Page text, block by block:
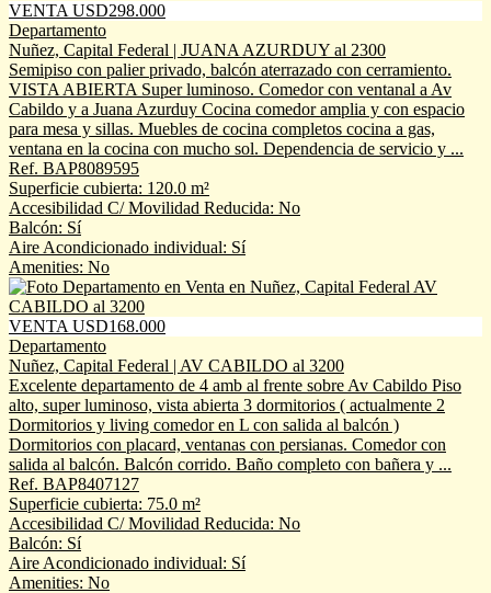
VENTA USD298.000
Departamento
Nuñez, Capital Federal | JUANA AZURDUY al 2300
Semipiso con palier privado, balcón aterrazado con cerramiento.
VISTA ABIERTA Super luminoso. Comedor con ventanal a Av
Cabildo y a Juana Azurduy Cocina comedor amplia y con espacio
para mesa y sillas. Muebles de cocina completos cocina a gas,
ventana en la cocina con mucho sol. Dependencia de servicio y ...
Ref. BAP8089595
Superficie cubierta: 120.0 m²
Accesibilidad C/ Movilidad Reducida: No
Balcón: Sí
Aire Acondicionado individual: Sí
Amenities: No
VENTA USD168.000
Departamento
Nuñez, Capital Federal | AV CABILDO al 3200
Excelente departamento de 4 amb al frente sobre Av Cabildo Piso
alto, super luminoso, vista abierta 3 dormitorios ( actualmente 2
Dormitorios y living comedor en L con salida al balcón )
Dormitorios con placard, ventanas con persianas. Comedor con
salida al balcón. Balcón corrido. Baño completo con bañera y ...
Ref. BAP8407127
Superficie cubierta: 75.0 m²
Accesibilidad C/ Movilidad Reducida: No
Balcón: Sí
Aire Acondicionado individual: Sí
Amenities: No